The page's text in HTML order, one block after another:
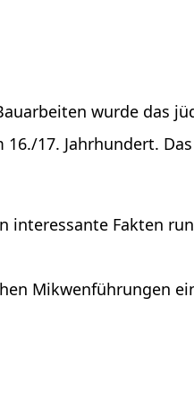
wurde das
17. Jahrhundert.
interessante Fakten
Mikwenführungen